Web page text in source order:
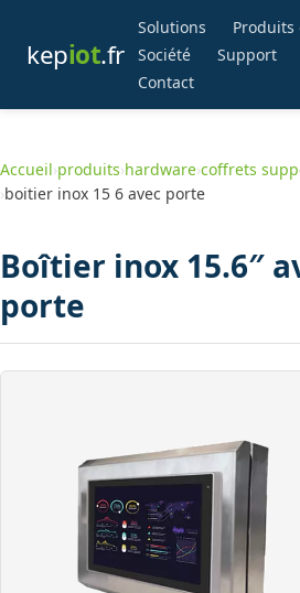
kepiot.fr
Solutions
Produits
Société
Support
Contact
Accueil›produits›hardware›coffrets
›boitier inox 15 6 avec porte
Boîtier inox 15.6″
porte